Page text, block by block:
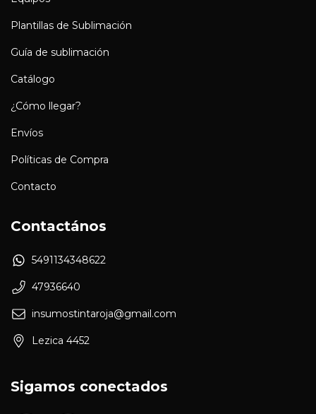
Plantillas de Sublimación
Guía de sublimación
Catálogo
¿Cómo llegar?
Envíos
Políticas de Compra
Contacto
Contactános
5491134348622
47936640
insumostintaroja@gmail.com
Lezica 4452
Sigamos conectados